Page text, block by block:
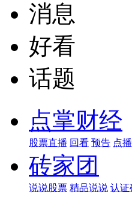
消息
好看
话题
点掌财经
股票直播 回看 预告 点播
砖家团
说说股票 精品说说 认证